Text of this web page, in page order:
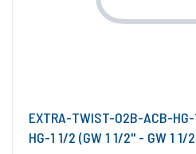
EXTRA-TWIST-O2B-ACB-
HG-1 1/2 (GW 1 1/2'' - GW 1 1/